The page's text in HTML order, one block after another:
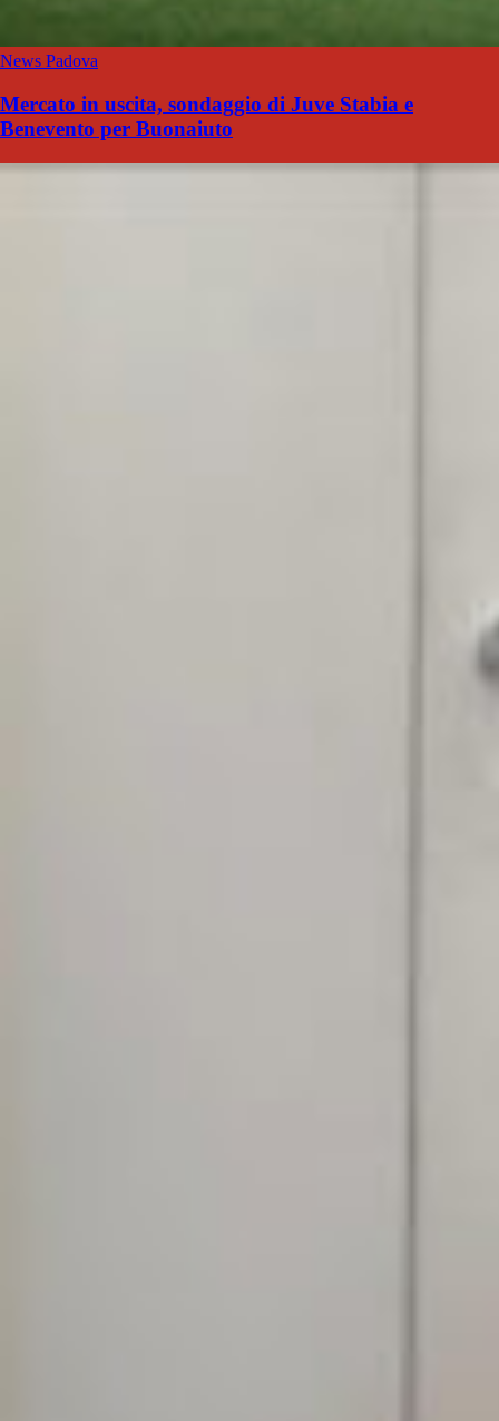
News Padova
Mercato in uscita, sondaggio di Juve Stabia e
Benevento per Buonaiuto